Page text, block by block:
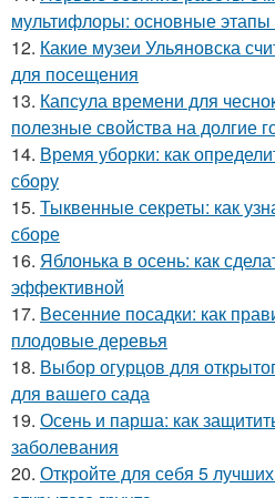
мультифлоры: основные этапы
12. Какие музеи Ульяновска
для посещения
13. Капсула времени для
полезные свойства на долгие
14. Время уборки: как
сбору
15. Тыквенные секреты: как
сборе
16. Яблонька в осень: как
эффективной
17. Весенние посадки: как
плодовые деревья
18. Выбор огурцов для
для вашего сада
19. Осень и парша: как
заболевания
20. Откройте для себя 5